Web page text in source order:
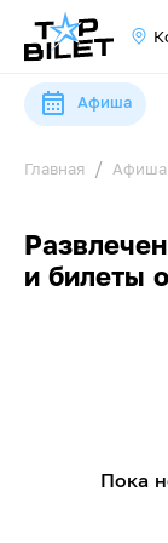
Афиша
Главная Афиша
и билеты
Пока